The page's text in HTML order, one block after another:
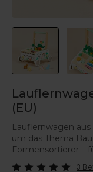
(EU)
Lauflernwagen
um das Thema
Formensortierer –
3